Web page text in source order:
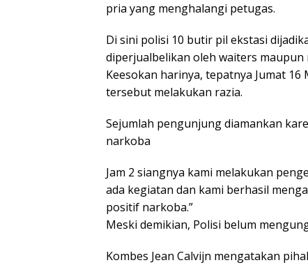
pria yang menghalangi petugas.
Di sini polisi 10 butir pil ekstasi
diperjualbelikan oleh waiters maupun
Keesokan harinya, tepatnya Jumat
tersebut melakukan razia.
Sejumlah pengunjung diamankan
narkoba
Jam 2 siangnya kami melakukan
ada kegiatan dan kami berhasil
positif narkoba.”
Meski demikian, Polisi belum
Kombes Jean Calvijn mengatakan